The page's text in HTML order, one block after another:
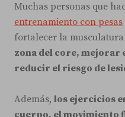
Muchas personas que
entrenamiento con pesas
fortalecer la
zona del core, mejorar
reducir el riesgo de
Además, los ejercicios